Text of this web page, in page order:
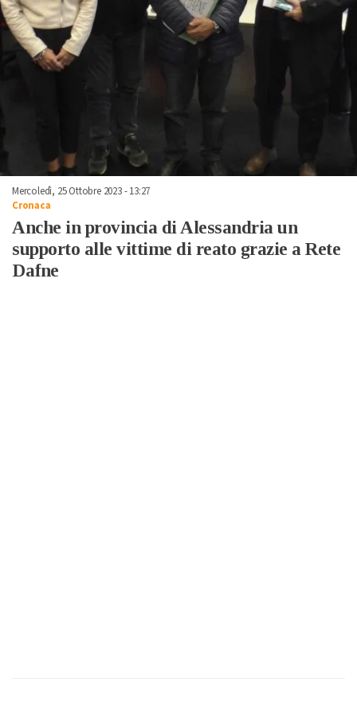
Mercoledì, 25 Ottobre 2023 - 13:27
Cronaca
Anche in provincia di Alessandria un
supporto alle vittime di reato grazie a Rete
Dafne